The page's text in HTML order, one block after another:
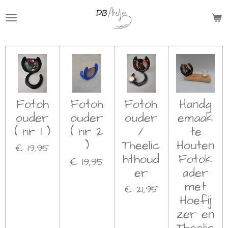
Ga
hoofdinhoud
Fotoh
ouder
( nr 1 )
€ 19,95
Fotoh
ouder
( nr 2
)
€ 19,95
Fotoh
ouder
/
Theelic
hthoud
er
€ 21,95
Handg
emaak
te
Houten
Fotok
ader
met
Hoefij
zer en